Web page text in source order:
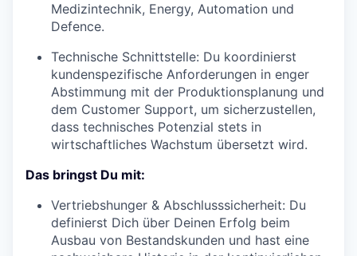
Medizintechnik, Energy, Automation und
Defence.
Technische Schnittstelle: Du koordinierst
kundenspezifische Anforderungen in enger
Abstimmung mit der Produktionsplanung und
dem Customer Support, um sicherzustellen,
dass technisches Potenzial stets in
wirtschaftliches Wachstum übersetzt wird.
Das bringst Du mit:
Vertriebshunger & Abschlusssicherheit: Du
definierst Dich über Deinen Erfolg beim
Ausbau von Bestandskunden und hast eine